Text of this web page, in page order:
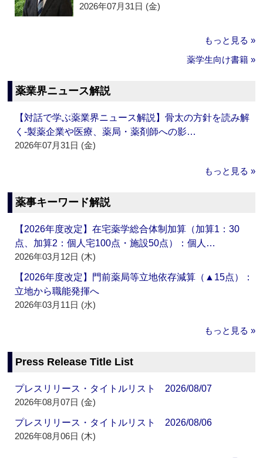
2026年07月31日 (金)
もっと見る »
薬学生向け書籍 »
薬業界ニュース解説
【対話で学ぶ薬業界ニュース解説】骨太の方針を読み解
く‐製薬企業や医療、薬局・薬剤師への影…
2026年07月31日 (金)
もっと見る »
薬事キーワード解説
【2026年度改定】在宅薬学総合体制加算（加算1：30
点、加算2：個人宅100点・施設50点）：個人…
2026年03月12日 (木)
【2026年度改定】門前薬局等立地依存減算（▲15点）：
立地から職能発揮へ
2026年03月11日 (水)
もっと見る »
Press Release Title List
プレスリリース・タイトルリスト 2026/08/07
2026年08月07日 (金)
プレスリリース・タイトルリスト 2026/08/06
2026年08月06日 (木)